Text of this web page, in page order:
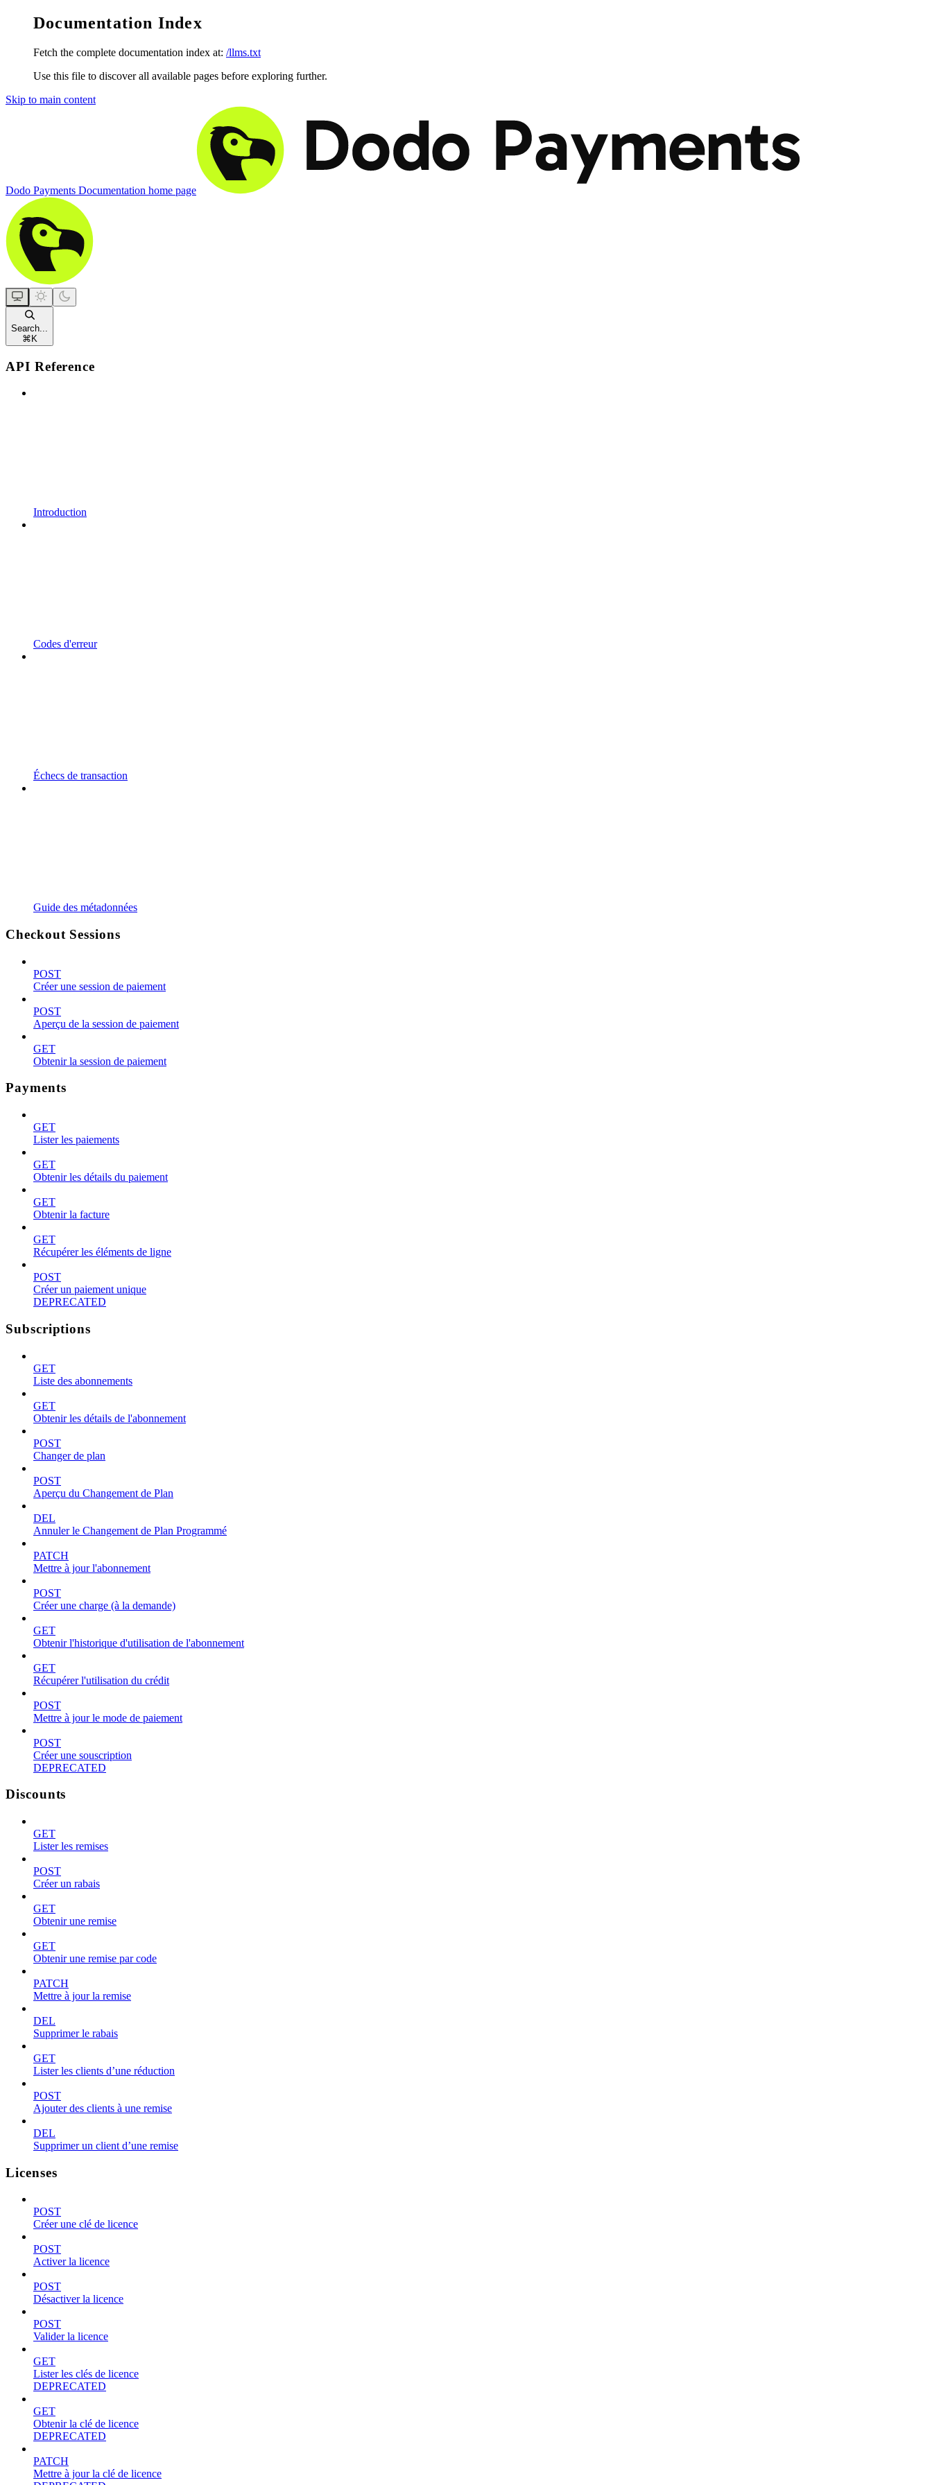
Documentation Index
Fetch the complete documentation index at: /llms.txt
Use this file to discover all available pages before exploring further.
Skip to main content
Dodo Payments Documentation home page
Search...
⌘ K
API Reference
Introduction
Codes d'erreur
Échecs de transaction
Guide des métadonnées
Checkout Sessions
POST
Créer une session de paiement
POST
Aperçu de la session de paiement
GET
Obtenir la session de paiement
Payments
GET
Lister les paiements
GET
Obtenir les détails du paiement
GET
Obtenir la facture
GET
Récupérer les éléments de ligne
POST
Créer un paiement unique
DEPRECATED
Subscriptions
GET
Liste des abonnements
GET
Obtenir les détails de l'abonnement
POST
Changer de plan
POST
Aperçu du Changement de Plan
DEL
Annuler le Changement de Plan Programmé
PATCH
Mettre à jour l'abonnement
POST
Créer une charge (à la demande)
GET
Obtenir l'historique d'utilisation de l'abonnement
GET
Récupérer l'utilisation du crédit
POST
Mettre à jour le mode de paiement
POST
Créer une souscription
DEPRECATED
Discounts
GET
Lister les remises
POST
Créer un rabais
GET
Obtenir une remise
GET
Obtenir une remise par code
PATCH
Mettre à jour la remise
DEL
Supprimer le rabais
GET
Lister les clients d’une réduction
POST
Ajouter des clients à une remise
DEL
Supprimer un client d’une remise
Licenses
POST
Créer une clé de licence
POST
Activer la licence
POST
Désactiver la licence
POST
Valider la licence
GET
Lister les clés de licence
DEPRECATED
GET
Obtenir la clé de licence
DEPRECATED
PATCH
Mettre à jour la clé de licence